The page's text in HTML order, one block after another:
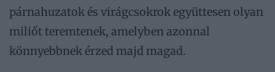
párnahuzatok és virágcsokrok együttesen olyan
miliőt teremtenek, amelyben azonnal
könnyebbnek érzed majd magad.